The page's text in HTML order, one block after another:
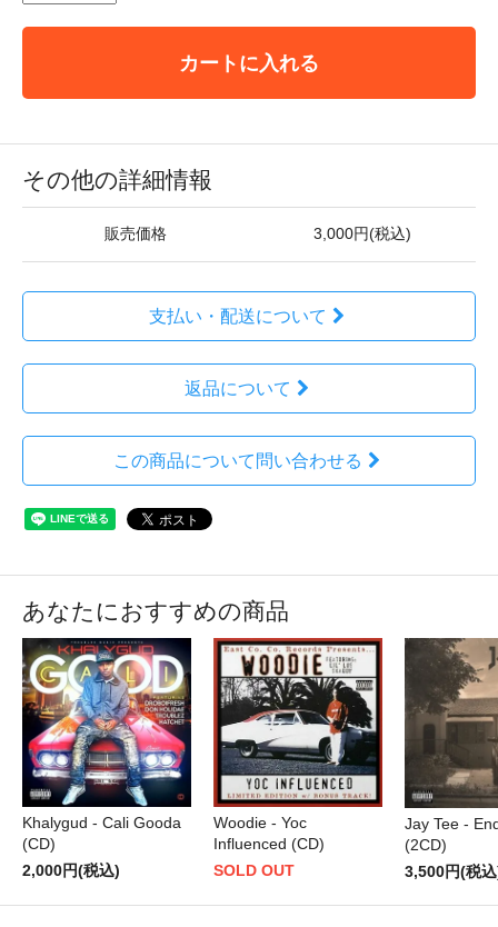
カートに入れる
その他の詳細情報
販売価格 3,000円(税込)
支払い・配送について
返品について
この商品について問い合わせる
あなたにおすすめの商品
Khalygud - Cali Gooda
(CD)
2,000円(税込)
Woodie - Yoc
Influenced (CD)
SOLD OUT
Jay Tee -
(2CD)
3,500円(税